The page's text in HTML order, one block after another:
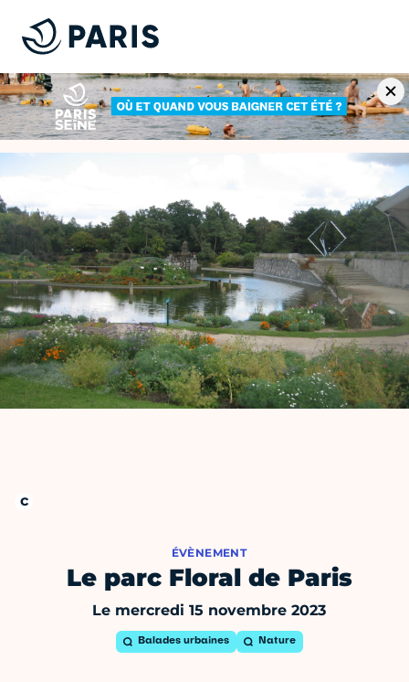
ÉVÈNEMENT
Le parc Floral de Paris
Le mercredi 15 novembre 2023
Balades urbaines Nature